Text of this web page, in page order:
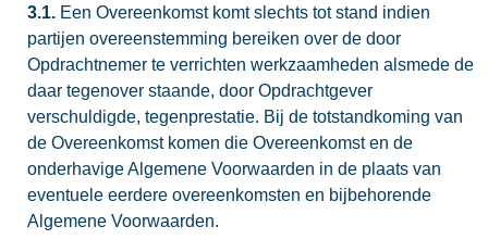
3.1. Een Overeenkomst komt slechts tot stand indien
partijen overeenstemming bereiken over de door
Opdrachtnemer te verrichten werkzaamheden alsmede de
daar tegenover staande, door Opdrachtgever
verschuldigde, tegenprestatie. Bij de totstandkoming van
de Overeenkomst komen die Overeenkomst en de
onderhavige Algemene Voorwaarden in de plaats van
eventuele eerdere overeenkomsten en bijbehorende
Algemene Voorwaarden.